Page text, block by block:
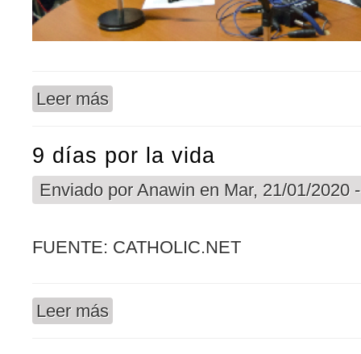
Leer más
9 días por la vida
Enviado porAnawin en Mar, 21/01/2020
FUENTE: CATHOLIC.NET
Leer más